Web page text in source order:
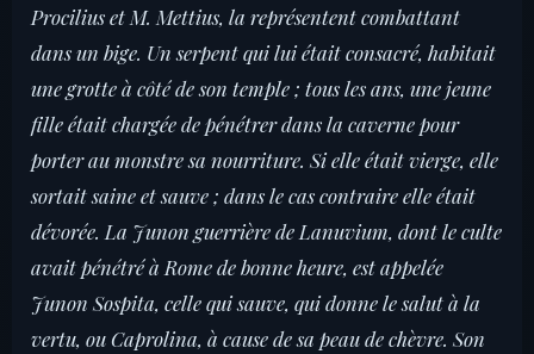
Procilius et M. Mettius, la représentent combattant
dans un bige. Un serpent qui lui était consacré, habitait
une grotte à côté de son temple ; tous les ans, une jeune
fille était chargée de pénétrer dans la caverne pour
porter au monstre sa nourriture. Si elle était vierge, elle
sortait saine et sauve ; dans le cas contraire elle était
dévorée. La Junon guerrière de Lanuvium, dont le culte
avait pénétré à Rome de bonne heure, est appelée
Junon Sospita, celle qui sauve, qui donne le salut à la
vertu, ou Caprolina, à cause de sa peau de chèvre. Son